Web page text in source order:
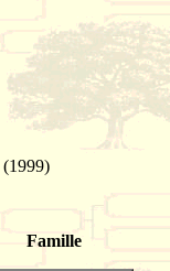
(1999)
Famille